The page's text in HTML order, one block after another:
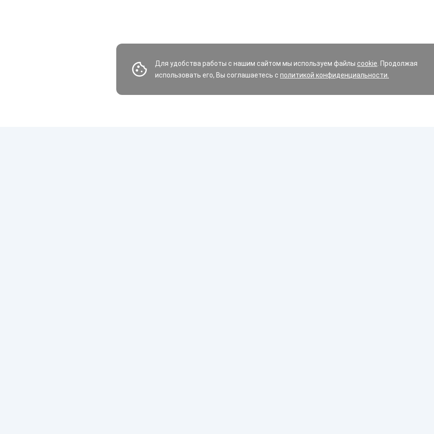
Для удобства работы с нашим сайтом мы используем файлы cookie . Продолжая
использовать его, Вы соглашаетесь с политикой конфиденциальности.